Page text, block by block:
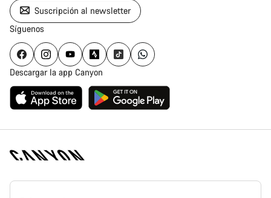
Suscripción al newsletter
Síguenos
Descargar la app Canyon
Canyon